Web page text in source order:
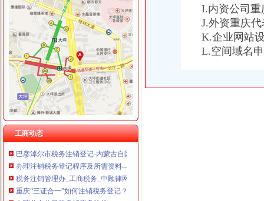
工商动态
税务注销
工商税务变更、注销-青青岛社区
北京注销公司税务注销的基本流程
税务注销审计（上海金薇）-钱眼产品
南京税务注销所需资料及注销流程-商务服务
《税务注销申请书》100篇第一文库网
税务注销所需时间
2017年税务注销流程-注册公司-淘丁财税
巴彦淖尔市税务注销登记-内蒙古自区
办理注销税务登记程序及所需资料—代办税务注销、吊销转注销-久久
税务注销管理办_工商税务_中顾律网
重庆“三证合一”如何注销税务登记？_搜狐财经_搜狐网
办理北京公司税务解税务注销
I.内资公司重
J.外资重庆代
K.企业网站
L.空间域名